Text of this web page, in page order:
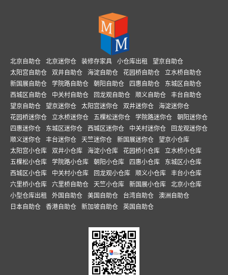
北京自助仓 北京迷你仓 装修存家具 小仓库出租
望京自助仓
太阳宫自助仓 双井自助仓 海淀自助仓 花园桥自助仓
立水桥自助仓
新国展自助仓 学院路自助仓 朝阳自助仓 四惠自助仓
东城区自助仓
西城区自助仓
中关村自助仓 回龙观自助仓 顺义自助仓 丰台自助仓
望京自助仓 望京迷你仓 太阳宫迷你仓 双井迷你仓 海淀迷你仓
花园桥迷你仓
立水桥迷你仓 五棵松迷你仓 学院路迷你仓 朝阳迷你仓
四惠迷你仓
东城区迷你仓 西城区迷你仓 中关村迷你仓
回龙观迷你仓
顺义迷你仓 丰台迷你仓 天竺迷你仓 新国展迷你仓 望京小仓库
太阳宫小仓库 双井小仓库 海淀小仓库 花园桥小仓库
立水桥小仓库
五棵松小仓库 学院路小仓库 朝阳小仓库 四惠小仓库
东城区小仓库
西城区小仓库
中关村小仓库 回龙观小仓库 顺义小仓库 丰台小仓库
六里桥小仓库 六里桥自助仓 天竺小仓库 新国展小仓库 北京小仓库
小型仓库出租
外国自助仓 美国自助仓 台湾自助仓 澳洲自助仓
日本自助仓 香港自助仓 新加坡自助仓 英国自助仓